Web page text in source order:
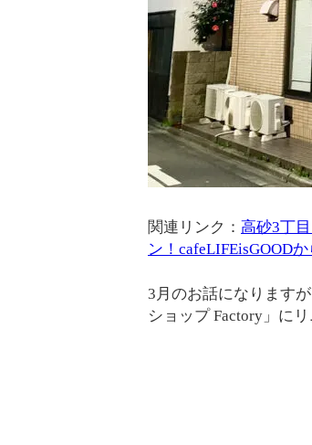
関連リンク： 高砂3丁
ン！cafeLIFEisGOOD
3月のお話になります
ショップ Factory」に